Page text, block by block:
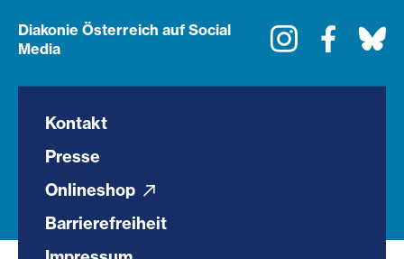
Diakonie Österreich auf Social
Media
Instagram
Kontakt
Presse
Onlineshop
Barrierefreiheit